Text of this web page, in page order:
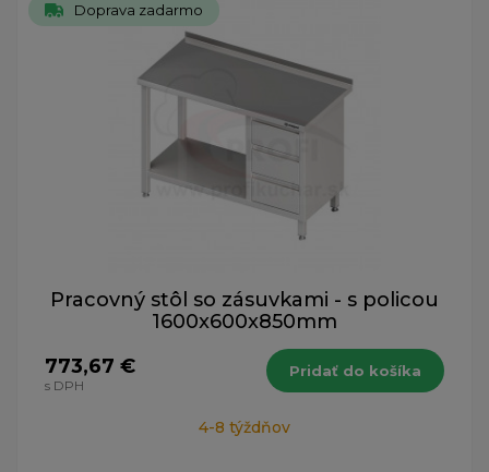
Doprava zadarmo
Pracovný stôl so zásuvkami - s policou
1600x600x850mm
773,67 €
s DPH
Pridať do košíka
4-8 týždňov